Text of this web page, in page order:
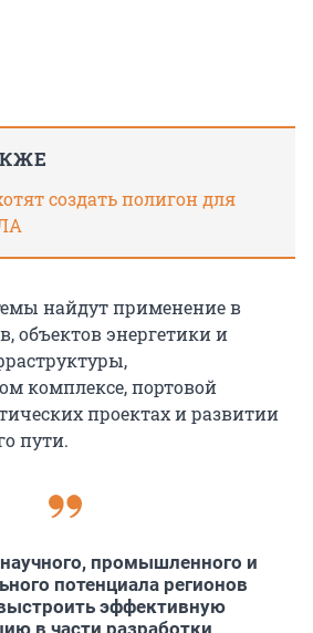
создать полигон для
найдут применение в
объектов энергетики и
комплексе, портовой
проектах и развитии
пути.
промышленного и
потенциала регионов
эффективную